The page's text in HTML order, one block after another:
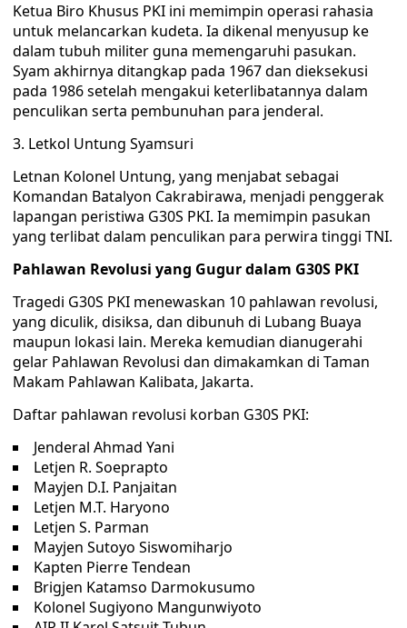
Ketua Biro Khusus PKI ini memimpin operasi rahasia
untuk melancarkan kudeta. Ia dikenal menyusup ke
dalam tubuh militer guna memengaruhi pasukan.
Syam akhirnya ditangkap pada 1967 dan dieksekusi
pada 1986 setelah mengakui keterlibatannya dalam
penculikan serta pembunuhan para jenderal.
3. Letkol Untung Syamsuri
Letnan Kolonel Untung, yang menjabat sebagai
Komandan Batalyon Cakrabirawa, menjadi penggerak
lapangan peristiwa G30S PKI. Ia memimpin pasukan
yang terlibat dalam penculikan para perwira tinggi TNI.
Pahlawan Revolusi yang Gugur dalam G30S PKI
Tragedi G30S PKI menewaskan 10 pahlawan revolusi,
yang diculik, disiksa, dan dibunuh di Lubang Buaya
maupun lokasi lain. Mereka kemudian dianugerahi
gelar Pahlawan Revolusi dan dimakamkan di Taman
Makam Pahlawan Kalibata, Jakarta.
Daftar pahlawan revolusi korban G30S PKI:
Jenderal Ahmad Yani
Letjen R. Soeprapto
Mayjen D.I. Panjaitan
Letjen M.T. Haryono
Letjen S. Parman
Mayjen Sutoyo Siswomiharjo
Kapten Pierre Tendean
Brigjen Katamso Darmokusumo
Kolonel Sugiyono Mangunwiyoto